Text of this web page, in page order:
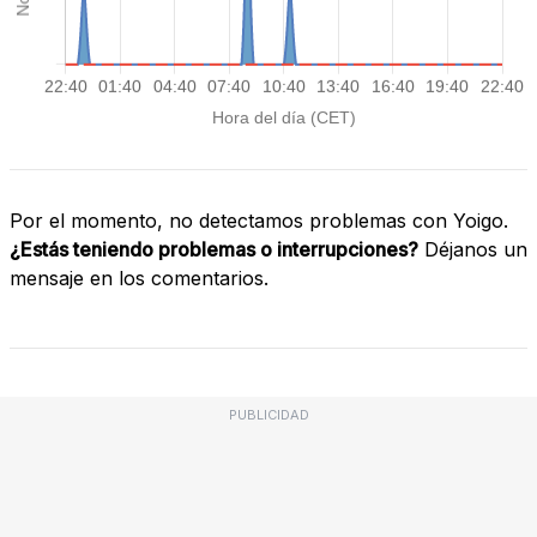
Por el momento, no detectamos problemas con Yoigo.
¿Estás teniendo problemas o interrupciones? Déjanos un
mensaje en los comentarios.
PUBLICIDAD